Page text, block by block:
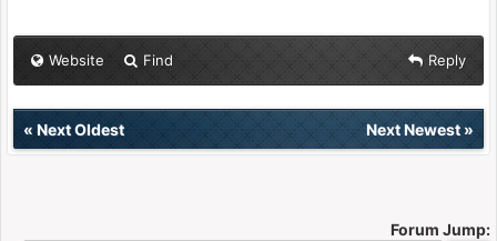
Website Find Reply
« Next Oldest Next Newest»
Forum Jump: